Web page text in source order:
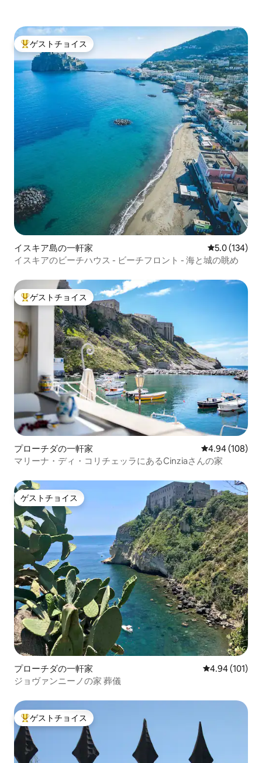
大好評のゲストチョイスです。
ゲストチョイス
イスキア島の一軒家 レビュー134
5.0 (134)
イスキアのビーチハウス - ビーチフロント - 海と城の眺め
大好評のゲストチョイスです。
ゲストチョイス
プローチダの一軒家 レビュー108
4.94 (108)
マリーナ・ディ・コリチェッラにあるCinziaさんの家
ゲストチョイス
ゲストチョイス
プローチダの一軒家 レビュー101
4.94 (101)
ジョヴァンニーノの家 葬儀
大好評のゲストチョイスです。
ゲストチョイス